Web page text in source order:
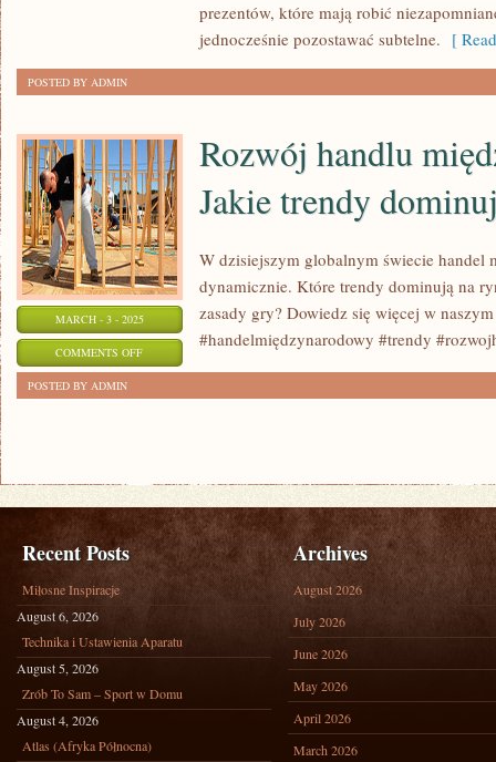
prezentów, które mają robić
jednocześnie pozostawać subtelne. [
POSTED BY ADMIN
MARCH - 3 - 2025
COMMENTS OFFON
TRENDY
DOMINUJĄ?
Rozwój handlu
Jakie trendy
W dzisiejszym globalnym świecie handel
dynamicznie. Które trendy dominują na
zasady gry? Dowiedz się więcej w
#handelmiędzynarodowy #trendy
POSTED BY ADMIN
Recent Posts
Miłosne Inspiracje
August 6, 2026
Technika i Ustawienia Aparatu
August 5, 2026
Zrób To Sam – Sport w Domu
August 4, 2026
Atlas (Afryka Północna)
Archives
August 2026
July 2026
June 2026
May 2026
April 2026
March 2026